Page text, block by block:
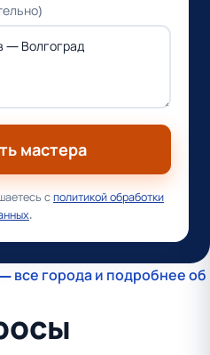
мастера
сполитикой обработки
.
все города и подробнее об